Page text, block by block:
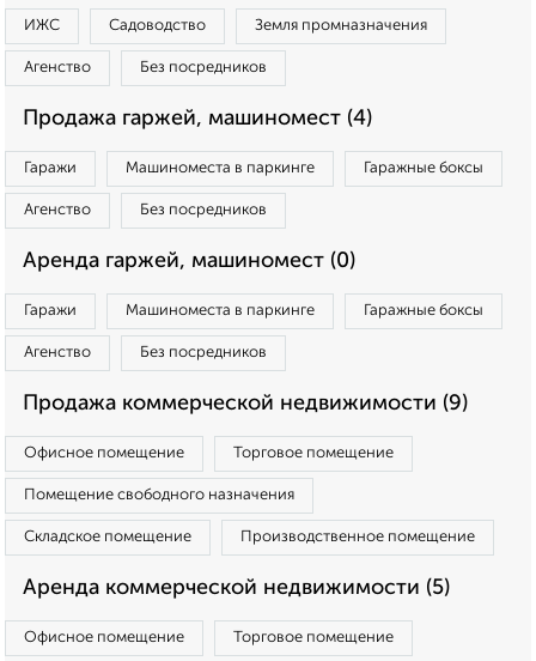
ИЖС Садоводство Земля промназначения
Агенство Без посредников
Продажа гаржей, машиномест (4)
Гаражи Машиноместа в паркинге Гаражные боксы
Агенство Без посредников
Аренда гаржей, машиномест (0)
Гаражи Машиноместа в паркинге Гаражные боксы
Агенство Без посредников
Продажа коммерческой недвижимости (9)
Офисное помещение Торговое помещение
Помещение свободного назначения
Складское помещение Производственное помещение
Аренда коммерческой недвижимости (5)
Офисное помещение Торговое помещение